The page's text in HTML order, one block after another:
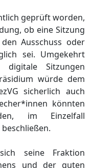
geprüft worden,
ob eine Sitzung
den Ausschuss oder
sei. Umgekehrt
Sitzungen
sidium würde dem
sicherlich auch
könnten
im Einzelfall
en.
seine Fraktion
und der guten